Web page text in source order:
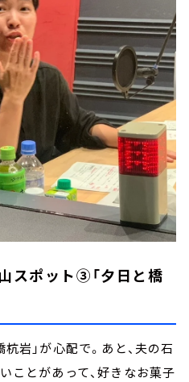
スポット③「夕日と橋
杭岩」が心配で。あと、夫の石
ことがあって、好きなお菓子